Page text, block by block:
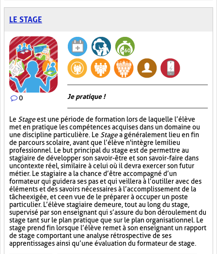
LE STAGE
0 Je pratique !
Le Stageest une période de formation lors de laquelle l’élève
met en pratique les compétences acquises dans un domaine ou
une discipline particulière. Le Stagea généralement lieu en fin
de parcours scolaire, avant que l’élève n'intègre le milieu
professionnel. Le but principal du stage est de permettre au
stagiaire de développer son savoir-être et son savoir-faire dans
un contexte réel, similaire à celui où il devra exercer son futur
métier. Le stagiaire a la chance d’être accompagné d’un
formateur qui guidera ses pas et qui veillera à l’outiller avec des
éléments et des savoirs nécessaires à l’accomplissement de la
tâche exigée, et ce en vue de le préparer à occuper un poste
particulier. L’élève stagiaire demeure, tout au long du stage,
supervisé par son enseignant qui s’assure du bon déroulement du
stage tant sur le plan pratique que sur le plan organisationnel. Le
stage prend fin lorsque l’élève remet à son enseignant un rapport
de stage comportant une analyse rétrospective de ses
apprentissages ainsi qu’une évaluation du formateur de stage.